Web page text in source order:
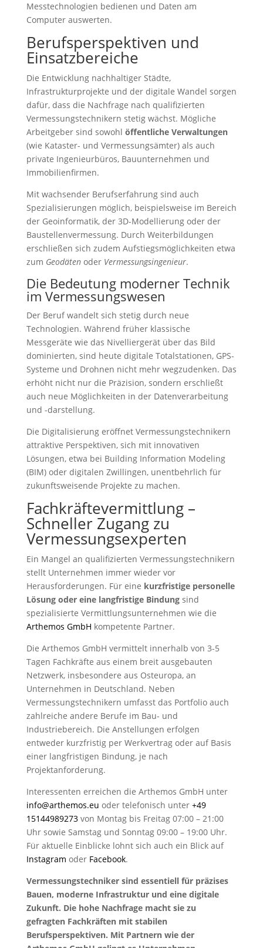
Messtechnologien bedienen und Daten am
Computer auswerten.
Berufsperspektiven und
Einsatzbereiche
Die Entwicklung nachhaltiger Städte,
Infrastrukturprojekte und der digitale Wandel sorgen
dafür, dass die Nachfrage nach qualifizierten
Vermessungstechnikern stetig wächst. Mögliche
Arbeitgeber sind sowohl öffentliche Verwaltungen
(wie Kataster- und Vermessungsämter) als auch
private Ingenieurbüros, Bauunternehmen und
Immobilienfirmen.
Mit wachsender Berufserfahrung sind auch
Spezialisierungen möglich, beispielsweise im Bereich
der Geoinformatik, der 3D-Modellierung oder der
Baustellenvermessung. Durch Weiterbildungen
erschließen sich zudem Aufstiegsmöglichkeiten etwa
zum Geodätenoder Vermessungsingenieur.
Die Bedeutung moderner Technik
im Vermessungswesen
Der Beruf wandelt sich stetig durch neue
Technologien. Während früher klassische
Messgeräte wie das Nivelliergerät über das Bild
dominierten, sind heute digitale Totalstationen, GPS-
Systeme und Drohnen nicht mehr wegzudenken. Das
erhöht nicht nur die Präzision, sondern erschließt
auch neue Möglichkeiten in der Datenverarbeitung
und -darstellung.
Die Digitalisierung eröffnet Vermessungstechnikern
attraktive Perspektiven, sich mit innovativen
Lösungen, etwa bei Building Information Modeling
(BIM) oder digitalen Zwillingen, unentbehrlich für
zukunftsweisende Projekte zu machen.
Fachkräftevermittlung –
Schneller Zugang zu
Vermessungsexperten
Ein Mangel an qualifizierten Vermessungstechnikern
stellt Unternehmen immer wieder vor
Herausforderungen. Für eine kurzfristige personelle
Lösung oder eine langfristige Bindungsind
spezialisierte Vermittlungsunternehmen wie die
Arthemos GmbH kompetente Partner.
Die Arthemos GmbH vermittelt innerhalb von 3-5
Tagen Fachkräfte aus einem breit ausgebauten
Netzwerk, insbesondere aus Osteuropa, an
Unternehmen in Deutschland. Neben
Vermessungstechnikern umfasst das Portfolio auch
zahlreiche andere Berufe im Bau- und
Industriebereich. Die Anstellungen erfolgen
entweder kurzfristig per Werkvertrag oder auf Basis
einer langfristigen Bindung, je nach
Projektanforderung.
Interessenten erreichen die Arthemos GmbH unter
info@arthemos.eu oder telefonisch unter +49
15144989273von Montag bis Freitag 07:00 – 21:00
Uhr sowie Samstag und Sonntag 09:00 – 19:00 Uhr.
Für aktuelle Einblicke lohnt sich auch ein Blick auf
Instagram oder Facebook.
Vermessungstechniker sind essentiell für präzises
Bauen, moderne Infrastruktur und eine digitale
Zukunft. Die hohe Nachfrage macht sie zu
gefragten Fachkräften mit stabilen
Berufsperspektiven. Mit Partnern wie der